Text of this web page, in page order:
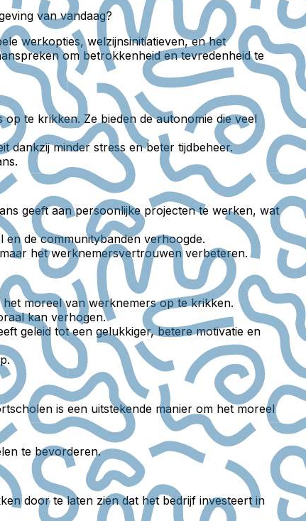
van vandaag?
werkopties, welzijnsinitiatieven, en het
om betrokkenheid en tevredenheid te
te krikken. Ze bieden de autonomie die veel
dankzij minder stress en beter tijdbeheer.
geeft aan persoonlijke projecten te werken, wat
de communitybanden verhoogde.
het werknemersvertrouwen verbeteren.
moreel van werknemers op te krikken.
kan verhogen.
geleid tot een gelukkiger, betere motivatie en
is een uitstekende manier om het moreel
te bevorderen.
door te laten zien dat het bedrijf investeert in